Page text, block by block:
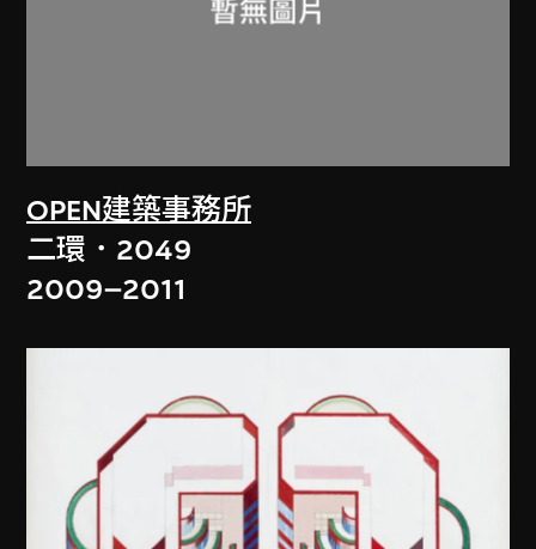
OPEN建築事務所
二環．2049
2009–2011